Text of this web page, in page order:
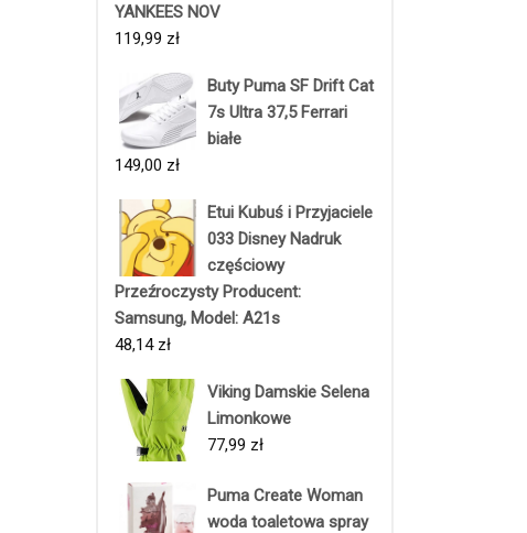
YANKEES NOV
119,99 zł
Buty Puma SF Drift Cat
7s Ultra 37,5 Ferrari
białe
149,00 zł
Etui Kubuś i Przyjaciele
033 Disney Nadruk
częściowy
Przeźroczysty Producent:
Samsung, Model: A21s
48,14 zł
Viking Damskie Selena
Limonkowe
77,99 zł
Puma Create Woman
woda toaletowa spray